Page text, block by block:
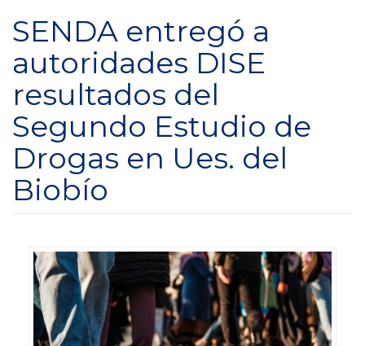
SENDA entregó a
autoridades DISE
resultados del
Segundo Estudio de
Drogas en Ues. del
Biobío